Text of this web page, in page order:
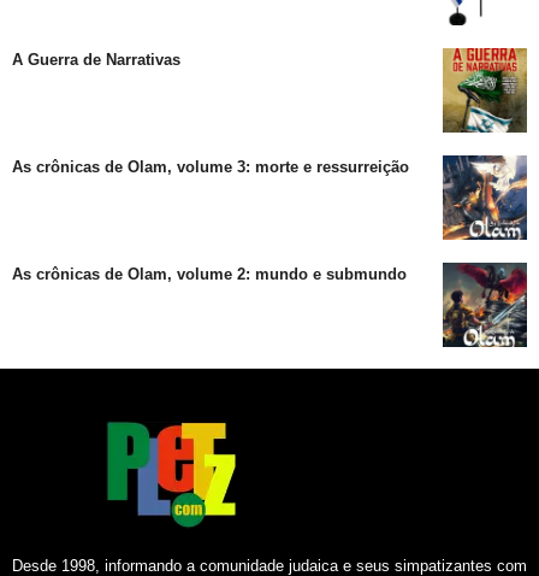
A Guerra de Narrativas
As crônicas de Olam, volume 3: morte e ressurreição
As crônicas de Olam, volume 2: mundo e submundo
Desde 1998, informando a comunidade judaica e seus simpatizantes com